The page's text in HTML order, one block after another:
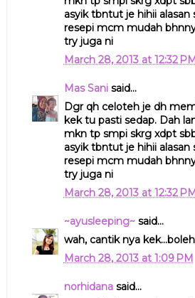
asyik tbntut je hihii alasan
resepi mcm mudah
try juga ni
March 28, 2013 at 12:32
Mas Sanisaid...
Dgr qh celoteh je dh
kek tu pasti sedap. Dah
mkn tp smpi skrg xdpt
asyik tbntut je hihii alasan
resepi mcm mudah
try juga ni
March 28, 2013 at 12:32
~ayusleeping~said...
wah, cantik nya
March 28, 2013 at 1:09 PM
norhidanasaid...